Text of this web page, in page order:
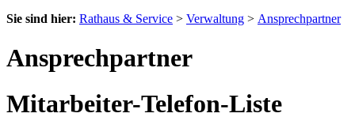
Sie sind hier: Rathaus & Service > Verwaltung > Ansprechpartner
Ansprechpartner
Mitarbeiter-Telefon-Liste